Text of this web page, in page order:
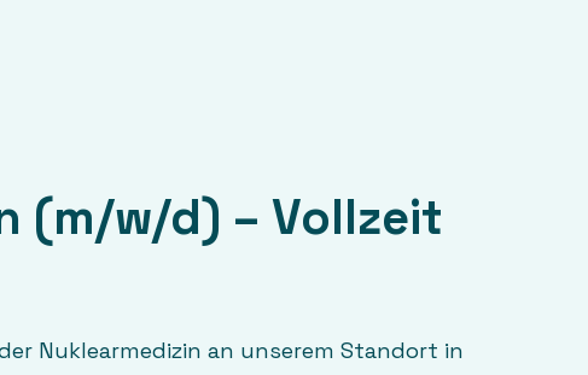
(m/w/d) – Vollzeit
Nuklearmedizin an unserem Standort in